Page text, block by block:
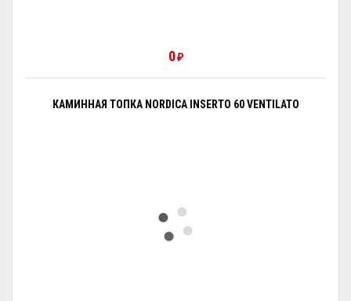
0₽
КАМИННАЯ ТОПКА NORDICA INSERTO 60 VENTILATO